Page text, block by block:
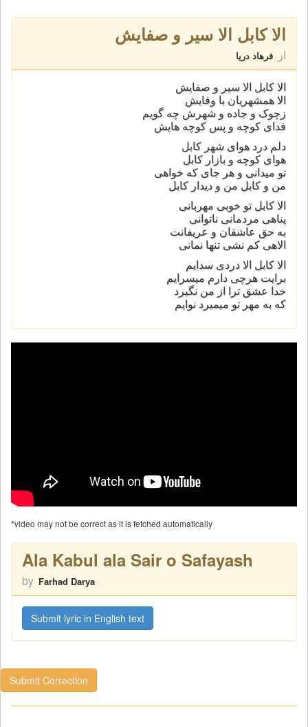
الا کابل الا سیر و صفایش
از فرهاد دریا
الا کابل الا سیر و صفایش
الا همشهریان با وفایش
زچوک و جاده و شهرش چه گویم
فدای کوچه و پس کوچه هایش
دلم درد هوای شهر کابل
هوای کوچه و بازار کابل
تو میدانی و هر جای که خواهی
من و کابل من و دیدار کابل
الا کابل تو خوبی مهربانی
پناهی مردمانی ناتوانی
به حق عاشقان و عریفانت
الاهی کم نشی تنها نمانی
الا کابل الا دردی سدایم
برایت هرچی دارم میسرایم
خدا عشق ترا از من نگیرد
که به مهر تو میمیرد نوایم
*video may not be correct as it is fetched automatically
Ala Kabul ala Sair o Safayash
by Farhad Darya
Submit lyric in English text
Submit Correction